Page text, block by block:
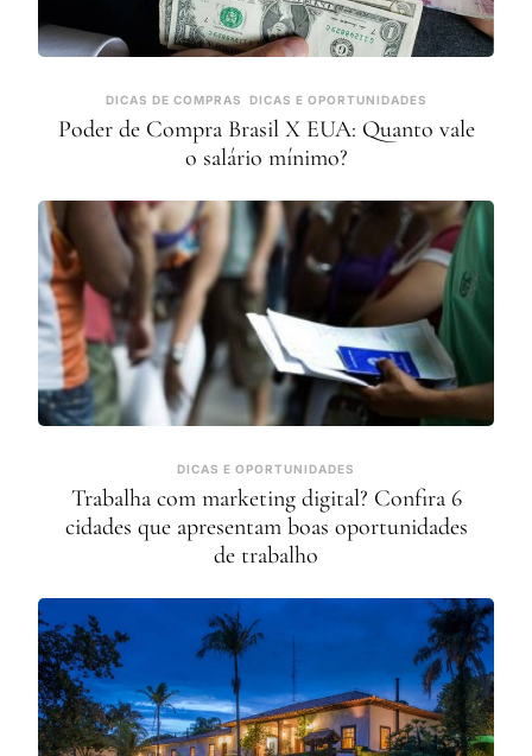
DICAS DE COMPRAS DICAS E OPORTUNIDADES
Poder de Compra Brasil X EUA: Quanto vale
o salário mínimo?
DICAS E OPORTUNIDADES
Trabalha com marketing digital? Confira 6
cidades que apresentam boas oportunidades
de trabalho